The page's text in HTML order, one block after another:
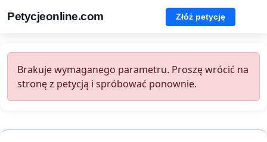
Petycjeonline.com Złóż petycję
Brakuje wymaganego parametru. Proszę wrócić na
stronę z petycją i spróbować ponownie.